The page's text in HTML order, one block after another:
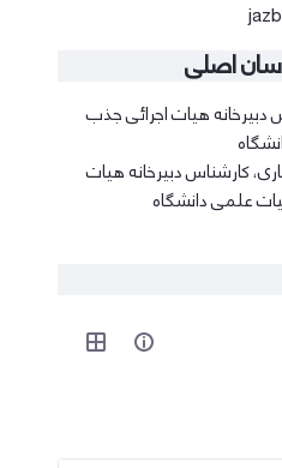
اصلی
دبیرخانه هیات اجرائی جذب
کارشناس دبیرخانه هیات
علمی دانشگاه